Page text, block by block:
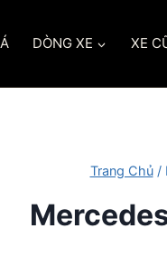
DÒNG XE XE
Trang Chủ/